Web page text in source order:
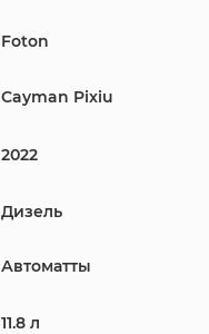
Foton
Cayman Pixiu
2022
Дизель
Автоматты
11.8 л